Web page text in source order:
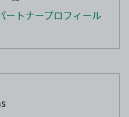
トナープロフィール